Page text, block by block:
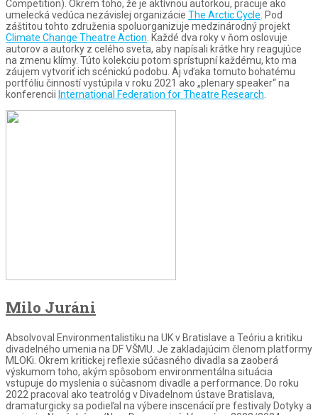
Competition). Okrem toho, že je aktívnou autorkou, pracuje ako
umelecká vedúca nezávislej organizácie The Arctic Cycle . Pod
záštitou tohto združenia spoluorganizuje medzinárodný projekt
Climate Change Theatre Action . Každé dva roky v ňom oslovuje
autorov a autorky z celého sveta, aby napísali krátke hry reagujúce
na zmenu klímy. Túto kolekciu potom sprístupní každému, kto ma
záujem vytvoriť ich scénickú podobu. Aj vďaka tomuto bohatému
portfóliu činností vystúpila v roku 2021 ako „plenary speaker“ na
konferencii International Federation for Theatre Research
Milo Juráni
Absolvoval Environmentalistiku na UK v Bratislave a Teóriu a kritiku
divadelného umenia na DF VŠMU. Je zakladajúcim členom platformy
MLOKi. Okrem kritickej reflexie súčasného divadla sa zaoberá
výskumom toho, akým spôsobom environmentálna situácia
vstupuje do myslenia o súčasnom divadle a performance. Do roku
2022 pracoval ako teatrológ v Divadelnom ústave Bratislava,
dramaturgicky sa podieľal na výbere inscenácií pre festivaly Dotyky a